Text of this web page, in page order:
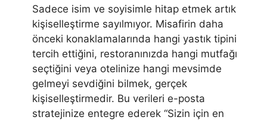
Sadece isim ve soyisimle hitap etmek artık
kişiselleştirme sayılmıyor. Misafirin daha
önceki konaklamalarında hangi yastık tipini
tercih ettiğini, restoranınızda hangi mutfağı
seçtiğini veya otelinize hangi mevsimde
gelmeyi sevdiğini bilmek, gerçek
kişiselleştirmedir. Bu verileri e-posta
stratejinize entegre ederek “Sizin için en